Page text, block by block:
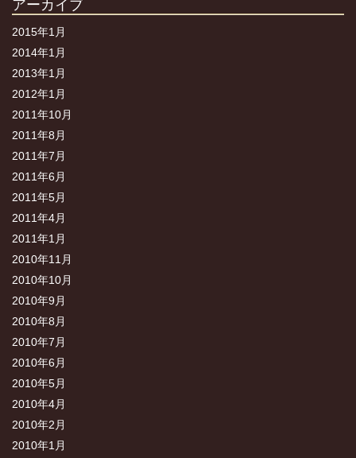
アーカイブ
2015年1月
2014年1月
2013年1月
2012年1月
2011年10月
2011年8月
2011年7月
2011年6月
2011年5月
2011年4月
2011年1月
2010年11月
2010年10月
2010年9月
2010年8月
2010年7月
2010年6月
2010年5月
2010年4月
2010年2月
2010年1月